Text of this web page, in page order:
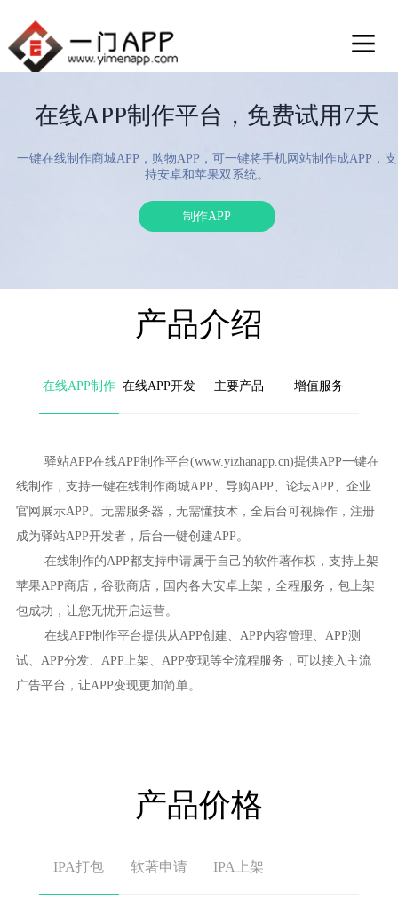
在线APP制作平台，免费试用7天
一键在线制作商城APP，购物APP，可一键将手机网站制作成APP，支
持安卓和苹果双系统。
制作APP
产品介绍
在线APP制作 在线APP开发 主要产品 增值服务
驿站APP在线APP制作平台(www.yizhanapp.cn)提供APP一键在
线制作，支持一键在线制作商城APP、导购APP、论坛APP、企业
官网展示APP。无需服务器，无需懂技术，全后台可视操作，注册
成为驿站APP开发者，后台一键创建APP。
在线制作的APP都支持申请属于自己的软件著作权，支持上架
苹果APP商店，谷歌商店，国内各大安卓上架，全程服务，包上架
包成功，让您无忧开启运营。
在线APP制作平台提供从APP创建、APP内容管理、APP测
试、APP分发、APP上架、APP变现等全流程服务，可以接入主流
广告平台，让APP变现更加简单。
产品价格
IPA打包 软著申请 IPA上架